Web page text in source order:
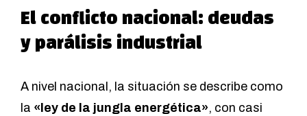
El conflicto nacional: deudas
y parálisis industrial
A nivel nacional, la situación se describe como
la «ley de la jungla energética», con casi